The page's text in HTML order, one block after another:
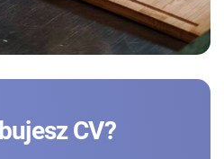
CV?